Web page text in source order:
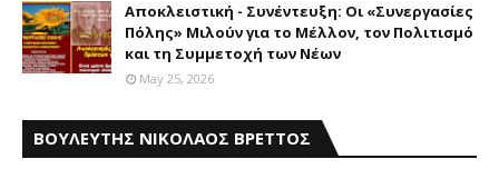
Αποκλειστική - Συνέντευξη: Οι «Συνεργασίες
Πόλης» Μιλούν για το Μέλλον, τον Πολιτισμό
και τη Συμμετοχή των Νέων
May 25, 2026
ΒΟΥΛΕΥΤΗΣ ΝΙΚΟΛΑΟΣ ΒΡΕΤΤΟΣ